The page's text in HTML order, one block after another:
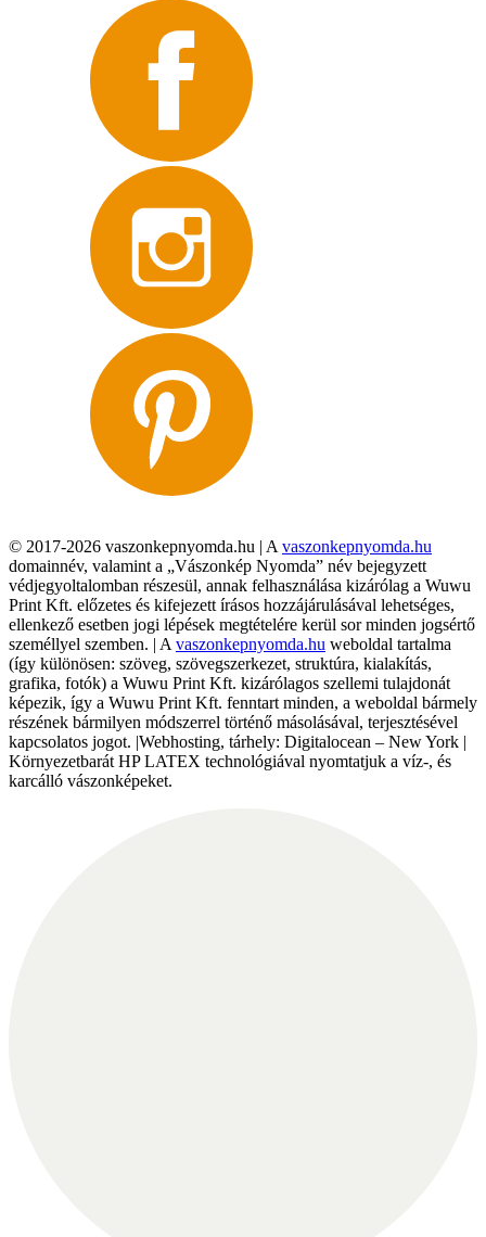
© 2017-2026 vaszonkepnyomda.hu | A vaszonkepnyomda.hu
domainnév, valamint a „Vászonkép Nyomda” név bejegyzett
védjegyoltalomban részesül, annak felhasználása kizárólag a Wuwu
Print Kft. előzetes és kifejezett írásos hozzájárulásával lehetséges,
ellenkező esetben jogi lépések megtételére kerül sor minden jogsértő
személlyel szemben. | A vaszonkepnyomda.hu weboldal tartalma
(így különösen: szöveg, szövegszerkezet, struktúra, kialakítás,
grafika, fotók) a Wuwu Print Kft. kizárólagos szellemi tulajdonát
képezik, így a Wuwu Print Kft. fenntart minden, a weboldal bármely
részének bármilyen módszerrel történő másolásával, terjesztésével
kapcsolatos jogot. |Webhosting, tárhely: Digitalocean – New York |
Környezetbarát HP LATEX technológiával nyomtatjuk a víz-, és
karcálló vászonképeket.